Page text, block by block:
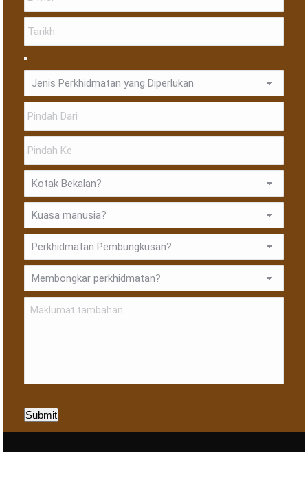
Submit